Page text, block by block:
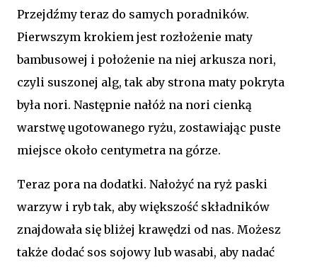
Przejdźmy teraz do samych poradników.
Pierwszym krokiem jest rozłożenie maty
bambusowej i położenie na niej arkusza nori,
czyli suszonej alg, tak aby strona maty pokryta
była nori. Następnie nałóż na nori cienką
warstwę ugotowanego ryżu, zostawiając puste
miejsce około centymetra na górze.
Teraz pora na dodatki. Nałożyć na ryż paski
warzyw i ryb tak, aby większość składników
znajdowała się bliżej krawędzi od nas. Możesz
także dodać sos sojowy lub wasabi, aby nadać